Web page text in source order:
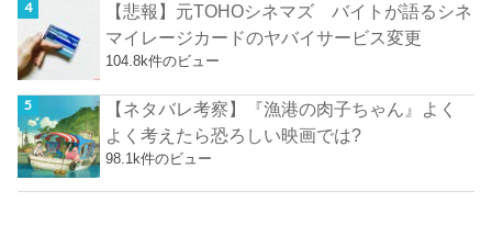
【悲報】元TOHOシネマズ バイトが語るシネ
マイレージカードのヤバイサービス変更
104.8k件のビュー
【ネタバレ考察】『漁港の肉子ちゃん』よく
よく考えたら恐ろしい映画では?
98.1k件のビュー